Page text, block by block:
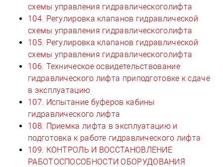
схемы управления гидравлическоголифта
104. Регулировка клапанов гидравлической
схемы управления гидравлическоголифта
105. Регулировка клапанов гидравлической
схемы управления гидравлическоголифта
106. Техническое освидетельствование
гидравлического лифта приподготовке к сдаче
в эксплуатацию
107. Испытание буферов кабины
гидравлического лифта
108. Приемка лифта в эксплуатацию и
подготовка к работе гидравлического лифта
109. КОНТРОЛЬ И ВОССТАНОВЛЕНИЕ
РАБОТОСПОСОБНОСТИ ОБОРУДОВАНИЯ